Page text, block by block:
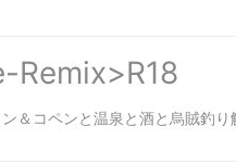
Remix>R18
＆コペンと温泉と酒と烏賊釣